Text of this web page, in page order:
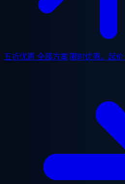
五折优惠 全部方案,限时优惠。起价